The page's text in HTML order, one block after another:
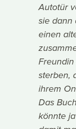
Autotür
sie dann
einen
sterben,
ihrem
Das
könnte